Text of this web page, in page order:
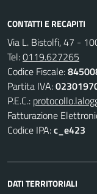
CONTATTI E RECAPITI
Via L. Bistolfi, 47 -
Tel:0119.627265
Codice Fiscale:
Partita IVA:
P.E.C.:
Fatturazione
Codice IPA:c_e423
DATI TERRITORIALI